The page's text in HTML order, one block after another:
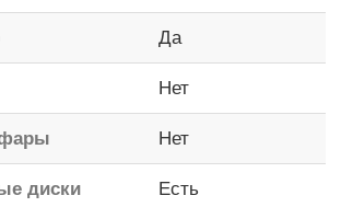
Да
Нет
Нет
диски Есть